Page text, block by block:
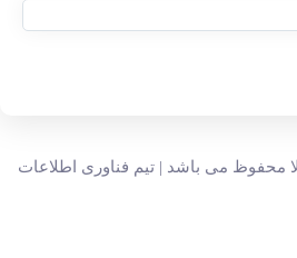
حقوق وب سایت 024 کالا محفوظ می باشد | تیم فناوری اطلاعات